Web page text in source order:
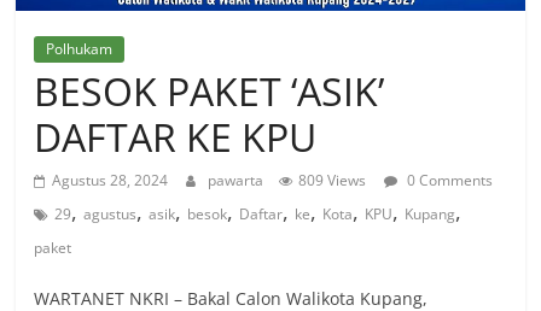
Polhukam
BESOK PAKET ‘ASIK’
DAFTAR KE KPU
Agustus 28, 2024 pawarta 809 Views
0 Comments
29,agustus,asik, besok, Daftar, ke, Kota, KPU, Kupang,
paket
WARTANET NKRI – Bakal Calon Walikota Kupang,